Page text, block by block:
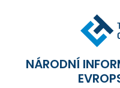
NÁRODNÍ